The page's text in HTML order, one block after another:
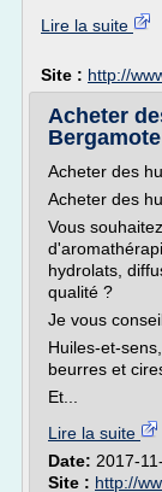
Lire la suite
Site : http://
Acheter
Bergamote
Acheter des
Acheter des
Vous
hydrolats,
qualité ?
Je vous
Huiles-et-
beurres et
Et...
Lire la suite
Date: 2017-
Site : http://